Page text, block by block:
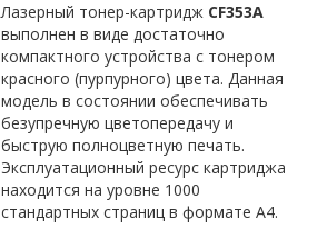
Лазерный тонер-картридж CF353A
выполнен в виде достаточно
компактного устройства с тонером
красного (пурпурного) цвета. Данная
модель в состоянии обеспечивать
безупречную цветопередачу и
быструю полноцветную печать.
Эксплуатационный ресурс картриджа
находится на уровне 1000
стандартных страниц в формате А4.